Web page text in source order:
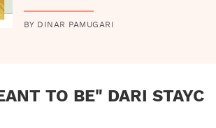
BY DINAR PAMUGARI
TO BE" DARI STAYC